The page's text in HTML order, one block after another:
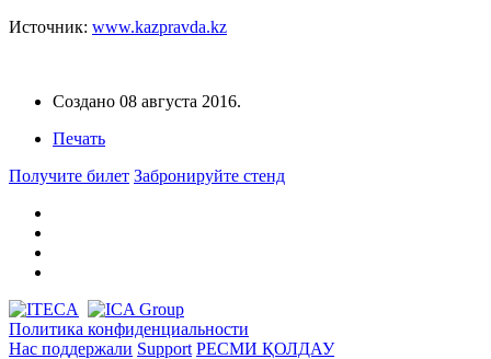
Источник: www.kazpravda.kz
Создано 08 августа 2016.
Печать
Получите билет Забронируйте стенд
Политика конфиденциальности
Нас поддержали Support РЕСМИ ҚОЛДАУ